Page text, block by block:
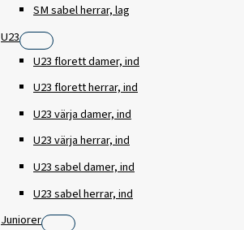
SM sabel herrar, lag
U23
U23 florett damer, ind
U23 florett herrar, ind
U23 värja damer, ind
U23 värja herrar, ind
U23 sabel damer, ind
U23 sabel herrar, ind
Juniorer